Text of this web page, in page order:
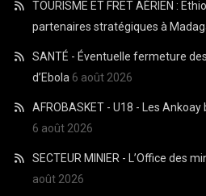
TOURISME ET FRET AÉRIEN :
partenaires stratégiques à
SANTÉ - Éventuelle fermeture
d’Ebola 6 août 2026
AFROBASKET - U18 - Les
6 août 2026
SECTEUR MINIER - L’Office des
août 2026